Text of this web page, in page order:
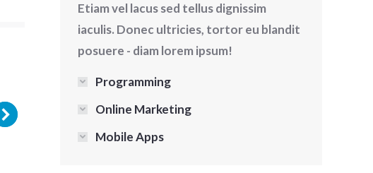
Interiorismo
Etiam vel lacus sed tellus dignissim
iaculis. Donec ultricies, tortor eu blandit
posuere - diam lorem ipsum!
Programming
Online Marketing
Mobile Apps